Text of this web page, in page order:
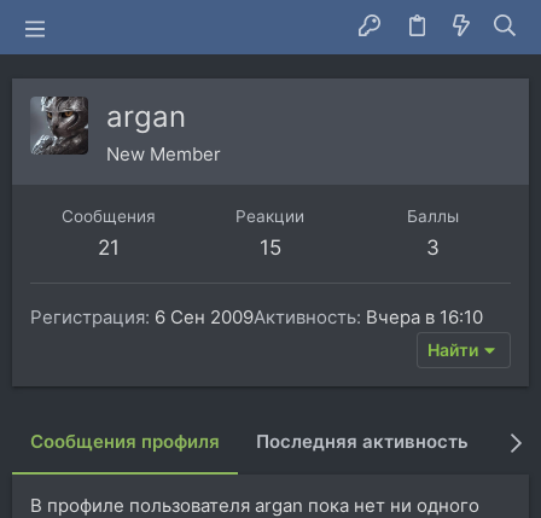
argan
New Member
Сообщения
21
Реакции
15
Баллы
3
Регистрация 6 Сен 2009Активность Вчера в 16:10
Найти
Сообщения профиля Последняя активность
В профиле пользователя argan пока нет ни одного